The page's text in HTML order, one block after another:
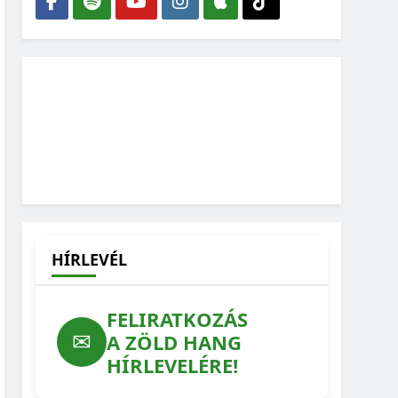
HÍRLEVÉL
✉
FELIRATKOZÁS
A ZÖLD HANG
HÍRLEVELÉRE!